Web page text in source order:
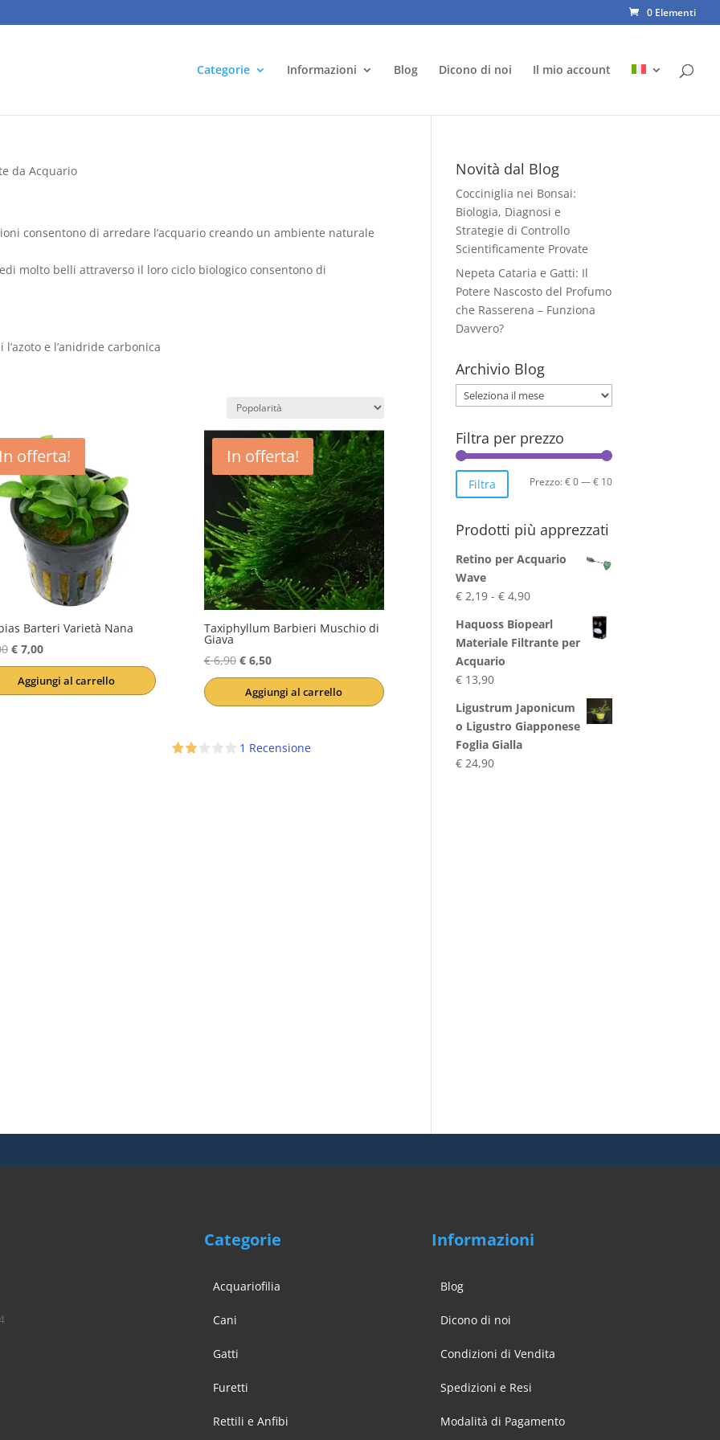
0 Elementi
Categorie Informazioni Blog Dicono di noi Il mio account
da Acquario
consentono di arredare l’acquario creando un ambiente naturale
molto belli attraverso il loro ciclo biologico consentono di
e l’anidride carbonica
In offerta!
Barteri Varietà Nana
Il
prezzo
originale
€7,00Il
prezzo
attuale
Aggiungi al carrello
In offerta!
Taxiphyllum Barbieri Muschio di
Giava
€6,90 Il
prezzo
originale
€6,50Il
prezzo
attuale
Aggiungi al carrello
1 Recensione
Novità dal Blog
Cocciniglia nei Bonsai:
Biologia, Diagnosi e
Strategie di Controllo
Scientificamente Provate
Nepeta Cataria e Gatti: Il
Potere Nascosto del Profumo
che Rasserena – Funziona
Davvero?
Archivio Blog
Archivio
Blog
Filtra per prezzo
Prezzo
Prezzo
Filtra Prezzo:€ 0—€ 10
Prodotti più apprezzati
Retino per Acquario
Wave
€ 2,19 - € 4,90Fascia
prezzo:
da
€ 4,90
Haquoss Biopearl
Materiale Filtrante per
Acquario
€ 13,90
Ligustrum Japonicum
o Ligustro Giapponese
Foglia Gialla
€ 24,90
Categorie
Acquariofilia
Cani
Gatti
Furetti
Rettili e Anfibi
Informazioni
Blog
Dicono di noi
Condizioni di Vendita
Spedizioni e Resi
Modalità di Pagamento